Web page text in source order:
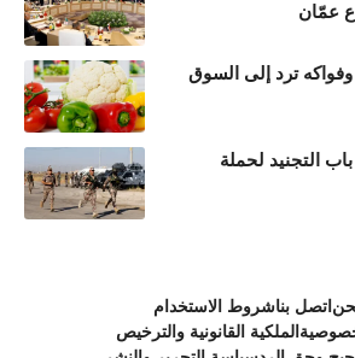
عمّان
وفواكه ترد إلى السوق
التجنيد لحملة
اتصل بناشروط الاستخدام
الملكية القانونية والترخيص